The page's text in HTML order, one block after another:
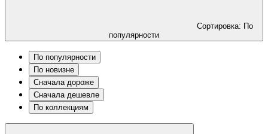
Сортировка: По
популярности
По популярности
По новизне
Сначала дороже
Сначала дешевле
По коллекциям